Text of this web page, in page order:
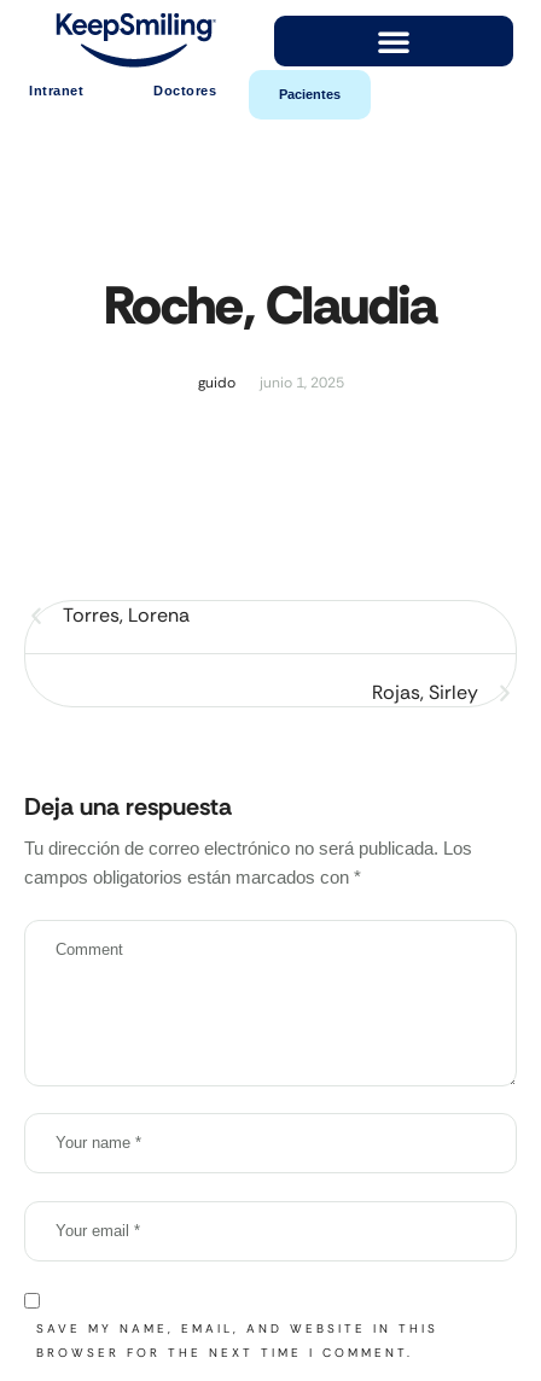
Intranet Doctores Pacientes
Roche, Claudia
guido junio 1, 2025
Torres, Lorena
Rojas, Sirley
Deja una respuesta
Tu dirección de correo electrónico no será publicada. Los
campos obligatorios están marcados con *
SAVE MY NAME, EMAIL, AND WEBSITE IN THIS
BROWSER FOR THE NEXT TIME I COMMENT.